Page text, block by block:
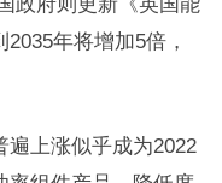
年将增加5倍，
遍上涨似乎成为2022